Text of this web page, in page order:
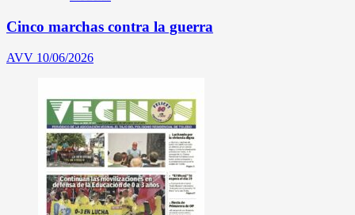
Cinco marchas contra la guerra
AVV 10/06/2026